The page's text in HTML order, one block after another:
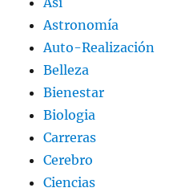
Astronomía
Auto-Realización
Belleza
Bienestar
Biologia
Carreras
Cerebro
Ciencias